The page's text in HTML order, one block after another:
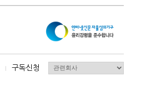
I 구독신청